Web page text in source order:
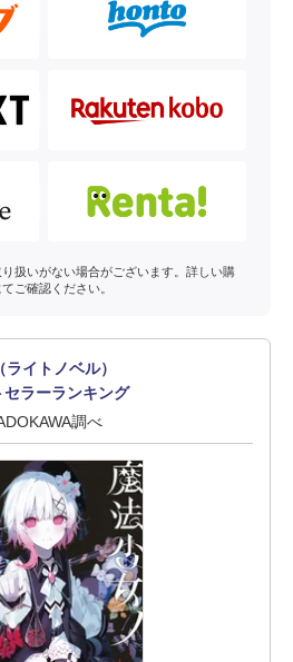
扱いがない場合がございます。詳しい購
ご確認ください。
ライトノベル）
セラーランキング
調べ